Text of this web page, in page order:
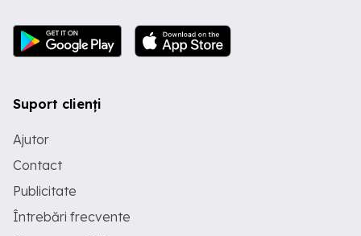
Suport clienți
Ajutor
Contact
Publicitate
Întrebări frecvente